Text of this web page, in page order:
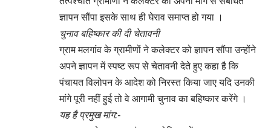
ज्ञापन सौंपा इसके साथ ही घेराव समाप्त हो गया ।
चुनाव बहिष्कार की दी चेतावनी
ग्राम मलगांव के ग्रामीणों ने कलेक्टर को ज्ञापन सौंपा उन्होंने
अपने ज्ञापन में स्पष्ट रूप से चेतावनी देते हुए कहा है कि
पंचायत विलोपन के आदेश को निरस्त किया जाए यदि उनकी
मांगे पूरी नहीं हुई तो वे आगामी चुनाव का बहिष्कार करेंगे ।
यह है प्रमुख मांग:-